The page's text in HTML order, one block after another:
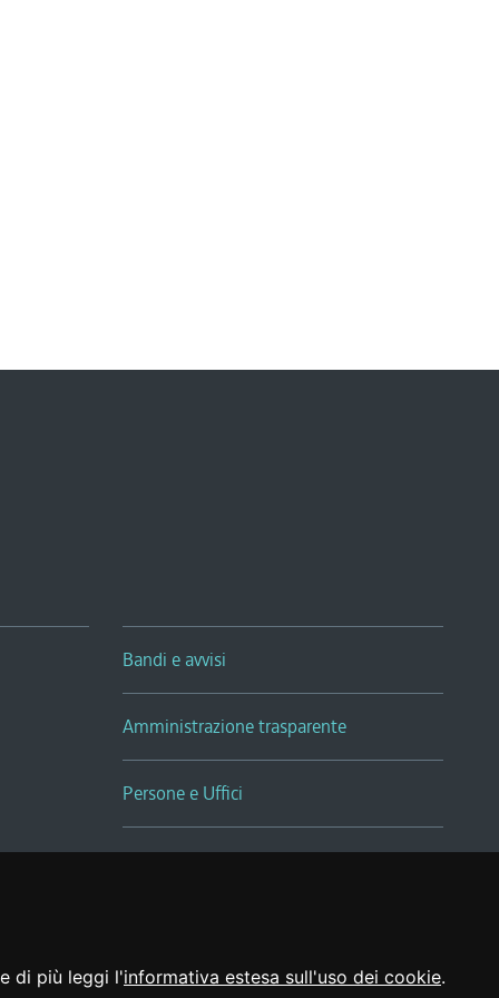
di più leggi l'informativa estesa sull'uso dei cookie.
Bandi e avvisi
Amministrazione trasparente
Persone e Uffici
Sala Tiziano Tessitori
Realizzato da